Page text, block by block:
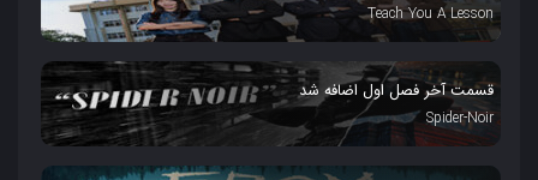
Teach You A Lesson
قسمت آخر فصل اول اضافه شد
Spider-Noir